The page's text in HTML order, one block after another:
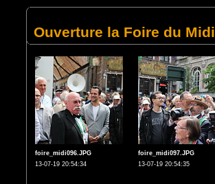
Ouverture la Foire du Midi
foire_midi096.JPG
13-07-19 20:54:34
foire_midi097.JPG
13-07-19 20:54:35